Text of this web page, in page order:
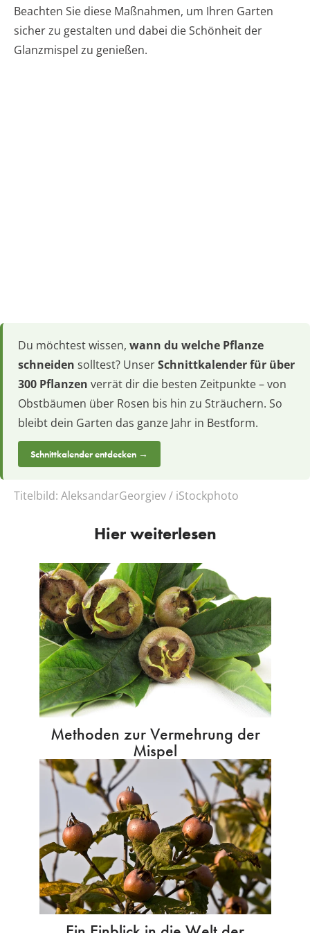
Beachten Sie diese Maßnahmen, um Ihren Garten
sicher zu gestalten und dabei die Schönheit der
Glanzmispel zu genießen.
Du möchtest wissen, wann du welche Pflanze
schneiden solltest? UnserSchnittkalender für über
300 Pflanzen verrät dir die besten Zeitpunkte – von
Obstbäumen über Rosen bis hin zu Sträuchern. So
bleibt dein Garten das ganze Jahr in Bestform.
Schnittkalender entdecken →
Titelbild: AleksandarGeorgiev / iStockphoto
Hier weiterlesen
Methoden zur Vermehrung der
Mispel